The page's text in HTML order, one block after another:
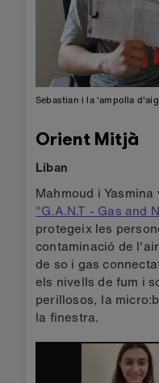
Sebastian i la 'ampolla
Orient Mitjà
Líban
Mahmoud i
"G.A.N.T - Gas and
protegeix les
contaminació de
de so i gas
els nivells de fum i
perillosos, la
la finestra.